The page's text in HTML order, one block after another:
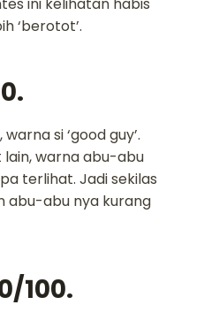
‘berotot’.
si ‘good guy’.
lain, warna abu-abu
terlihat. Jadi sekilas
abu-abu nya kurang
100.